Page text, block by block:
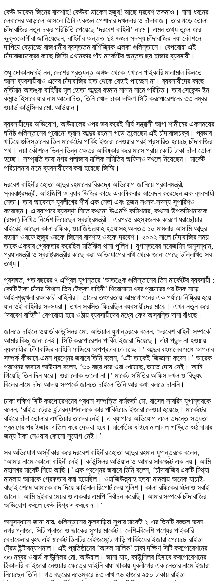
কেউ ডাকেন জিনের বাদশাহ! কেউবা ডাকেন হুজুর! আছে দরবেশ তকমাও। নানা ধরনের
লেবাসের আড়ালে আসলে তিনি একজন পেশাদার দখলদার ও চাঁদাবাজ। তার গড়ে তোলা
চাঁদাবাজির নতুন চক্র পরিচিতি পেয়েছে ‘দরবেশ বাহিনী’ নামে। এমন তথ্য তুলে ধরে
ভুক্তভোগীরা জানিয়েছেন, বাহিনীর অন্তত দুই ডজন সদস্য চাঁদাবাজির নয়া কৌশলে
দাপিয়ে বেড়াচ্ছে রাজধানীর ব্যস্ততম বাণিজ্যিক এলকা গুলিস্তানে। বেপরোয়া এই
চাঁদাবাজচক্রের কাছে জিম্মি এখানকার পাঁচ মার্কেটের অন্তত ছয় হাজার ব্যবসায়ী।
শুধু দোকানদারই নন, দেশের প্রত্যন্ত অঞ্চল থেকে এখানে পাইকারি মালামাল কিনতে
আসা ব্যবসায়ীরাও এদের চাঁদাবাজির হাত থেকে রেহাই পাচ্ছেন না। ব্যবসায়ীদের কাছে
মূর্তিমান আতঙ্ক বাহিনীর মূল হোতা আব্দুর রহমান নানান নামে পরিচিত। তার সেকেন্ড ইন
কমান্ড হিসাবে যার নাম আলোচিত, তিনি খোদ ঢাকা দক্ষিণ সিটি করপোরেশনের ৩৩ নম্বর
ওয়ার্ড কাউন্সিলর মো. আউয়াল।
ব্যবসায়ীদের অভিযোগ, আউয়ালের ওপর ভর করেই শীর্ষ সন্ত্রাসী আগা শামীমের একসময়ের
ঘনিষ্ঠ গুলিস্তানের পুরোনো ত্রাস আব্দুর রহমান গড়ে তুলেছেন এই চাঁদাবাজচক্র। প্রভাব
খাটিয়ে গুলিস্তানের তিন মার্কেটের পার্কিং ইজারা নেওয়ার পরই প্রসারিত হয়েছে চাঁদাবাজির
পথ। নয়া কৌশলে ভিন্ন ভিন্ন ক্ষেত্র আবিষ্কার করে মাসে প্রায় কোটি টাকা চাঁদা তোলা
হচ্ছে। সম্প্রতি তারা নগর প্লাজার মালিক সমিতির অফিসও দখলে নিয়েছেন। মার্কেট
পরিচালনার নামে ব্যবসায়ীদের করা হয়েছে জিম্মি।
দরবেশ বাহিনীর হোতা আব্দুর রহমানের বিরুদ্ধে অভিযোগ জানিয়ে প্রধানমন্ত্রী,
স্বররাষ্ট্রমন্ত্রী, আইজিপি ও র‌্যাব ডিজির কাছে একাধিকবার আবেদন করেছেন এক ব্যবসায়ী
নেতা। তার আবেদনে যুবলীগের শীর্ষ এক নেতা এবং দুজন সংসদ-সদস্য সুপারিশও
করেছেন। এ ব্যাপারে ব্যবস্থা নিতে কখনো ডিএমপি কমিশনার, কখনো উপকমিশনারকে
(রমনা) লিখিত নির্দেশ দিয়েছেন স্বরাষ্ট্রমন্ত্রী। এরপরও রহস্যজনক কারণে ধরাছোঁয়ার
বাইরেই আছেন কালা রফিক, ওয়াজিউল্ল্যাহ হত্যাসহ অন্তত ১০ মামলার আসামি আব্দুর
রহমান ওরফে হুজুর ওরফে জিনের বাদশাহ ওরফে দরবেশ। ২০০২ সালে চাঁদাবাজির সময়
তাকে একবার গ্রেফতার করেছিল মতিঝিল থানা পুলিশ। যুগান্তরের সরেজমিন অনুসন্ধান,
প্রধানমন্ত্রী ও স্বরাষ্ট্রমন্ত্রীর কাছে করা অভিযোগের নথি থেকে জানা গেছে উল্লিখিত সব
তথ্য।
প্রসঙ্গত, গত বছরের ৭ এপ্রিল যুগান্তরে ‘আতঙ্কে গুলিস্তানের তিন মার্কেটের ব্যবসায়ী :
কোটি টাকা চাঁদার মিশনে তিন টেক্কা বাহিনী’ শিরোনামে খবর প্রচারের পর টনক নড়ে
আইনশৃঙ্খলা রক্ষাকারী বাহিনীর। তাদের তৎপরতায় আত্মগোপনের এক পর্যায়ে নিষ্ক্রিয় হয়ে
যান ওই বাহিনীর সদস্যরা। তখন স্বস্তি ফিরেছিল ব্যবসায়ীদের মাঝে। এখন নতুন করে
‘দরবেশ বাহিনী’ বেপরোয়া হয়ে ওঠায় ব্যবসায়ীদের মধ্যে ফের অস্বস্তি দানা বাঁধছে।
জানতে চাইলে ওয়ার্ড কাউন্সিলর মো. আউয়াল যুগান্তরকে বলেন, ‘দরবেশ বাহিনী সম্পর্কে
আমার কিছু জানা নেই। সিটি করপোরেশন পার্কিং ইজারা দিয়েছে। এটা পছন্দ না হওয়ায়
ব্যবসায়ীরা চাঁদাবাজির কাহিনি সাজিয়ে অপপ্রচার চালাচ্ছে।’ আব্দুর রহমানের সঙ্গে আপনার
সম্পর্ক কীভাবে-এমন প্রশ্নের জবাবে তিনি বলেন, ‘এটা তাকেই জিজ্ঞাসা করেন।’ আরেক
প্রশ্নের জবাবে আউয়াল বলেন, ‘৩০ বছর ধরে ওরা খেয়েছে, তাতে দোষ নেই। আমি
গিয়েছি তিন দিন ধরে। ওরা লোক ভালো না।’ মার্কেট সমিতির অফিস দখল ও বিদ্যুৎ
বিলের নামে চাঁদা আদায় সম্পর্কে জানতে চাইলে তিনি আর কথা বলতে চাননি।
ঢাকা দক্ষিণ সিটি করপোরেশনের প্রধান সম্পত্তি কর্মকর্তা মো. রাসেল সাবরিন যুগান্তরকে
বলেন, ‘রাইতা ট্রেড ইন্টারন্যাশনালকে কার পার্কিংয়ের ইজারা দেওয়া হয়েছে। মার্কেটের
বাইরে চাঁদা তোলার এখতিয়ার তাদের নেই। এ ব্যাপারে অভিযোগ এলে তদন্তে সত্যতা
প্রমাণের পর ইজারা বাতিল করে দেওয়া হবে। মার্কেটের বাইরে মালামাল গাড়িতে ওঠানামার
জন্য টাকা নেওয়ার কোনো সুযোগ নেই।’
সব অভিযোগ অস্বীকার করে দরবেশ বাহিনীর হোতা আব্দুর রহমান যুগান্তরকে বলেন,
‘আমার নামে কোনো বাহিনী নেই। কাউন্সিলর আউয়াল ও আমার সাবজেক্ট এক নয়। আমি
মহানগর মার্কেট নিয়ে আছি।’ এক প্রশ্নের জবাবে তিনি বলেন, ‘চাঁদাবাজির একটি মিথ্যা
মামলায় আমাকে গ্রেফতার করা হয়েছিল। ওয়াজিউল্ল্যাহ হত্যা মামলায় অনেক যাচাই-
বাছাই শেষে আমাকে বাদ দিয়ে ফাইনাল রিপোর্ট দেয় পুলিশ। কালা রফিকের ঘটনাও সবাই
জানে। আমি দুইবার মেয়র ও একবার এমপি নির্বাচন করেছি। আমার সম্পর্কে চাঁদাবাজির
অভিযোগ করলে কেউ বিশ্বাস করবে না।’
অনুসন্ধানে জানা যায়, গুলিস্তানের ফুলবাড়িয়া সুপার মার্কেট-২-এর তিনটি বহুতল ভবন
নগর প্লাজা, সিটি প্লাজা ও জাকের সুপার মার্কেট। দেশি-বিদেশি পণ্যের পাইকারি
বেচাকেনার বৃহৎ এই মার্কেট তিনটির বেইজমেন্টে গাড়ি পার্কিংয়ের ইজারা পেয়েছে রাইতা
ট্রেড ইন্টারন্যাশনাল। এই প্রতিষ্ঠানের ‘আসল মালিক’ ঢাকা দক্ষিণ সিটি করপোরেশনের
৩৩ নম্বর ওয়ার্ড কাউন্সিলর মো. আউয়াল। জানা যায়, কাউন্সিলর হিসাবে করপোরেশনের
ঠিকাদারি বা ইজারা নেওয়ার ক্ষেত্রে আইনি বাধা থাকায় যুবলীগের এক নেতার নামে ইজারা
নিয়েছেন তিনি। গত বছরের নভেম্বরে ৪৩ লাখ ৭৬ হাজার ২৫০ টাকায় রাইতা